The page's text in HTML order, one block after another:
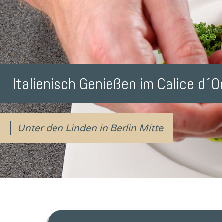
Italienisch Genießen im Calice
Unter den Linden in Berlin Mitte